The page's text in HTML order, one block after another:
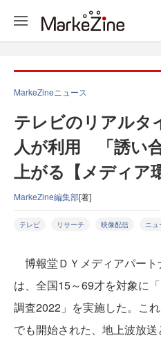
MarkeZineニュース
テレビのリアルタ
人が利用 「誘い
上がる【メディア
MarkeZine編集部[著]
テレビ リサーチ 映像配信 ニュ
博報堂ＤＹメディアパー
は、全国15～69才を対象に
調査2022」を実施した。こ
でも開始された、地上波放